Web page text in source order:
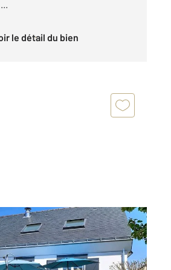
le détail du bien
REDON 44